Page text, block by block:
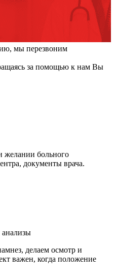
мы перезвоним
за помощью к нам Вы
желании больного
документы врача.
делаем осмотр и
важен, когда положение